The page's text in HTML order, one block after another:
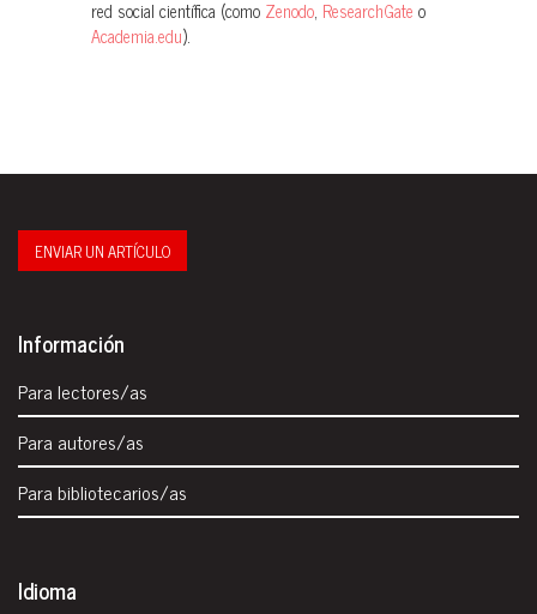
red social científica (como Zenodo, ResearchGate o
Academia.edu).
ENVIAR UN ARTÍCULO
Información
Para lectores/as
Para autores/as
Para bibliotecarios/as
Idioma